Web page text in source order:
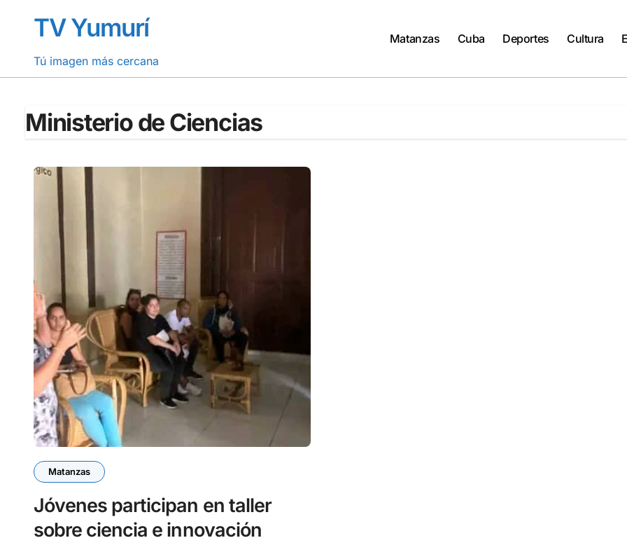
contenidoTV Yumurí
Tú imagen más cercana
Matanzas Cuba Deportes Cultura
Ministerio de Ciencias
Matanzas
Jóvenes participan en taller
sobre ciencia e innovación